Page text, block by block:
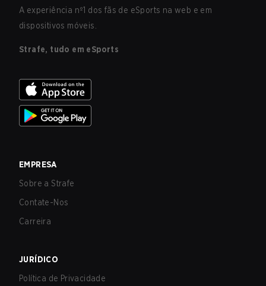
A experiência nº1 dos fãs de eSports na web e em
dispositivos móveis.
Strafe, tudo em eSports
EMPRESA
Sobre a Strafe
Contate-Nos
Carreira
JURÍDICO
Política de Privacidade